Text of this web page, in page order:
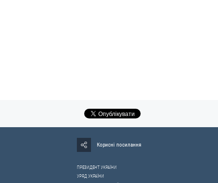
Корисні посилання
ПРЕЗИДЕНТ УКРАЇНИ
УРЯД УКРАЇНИ